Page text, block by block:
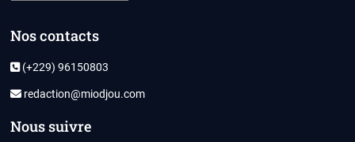
Nos contacts
(+229) 96150803
redaction@miodjou.com
Nous suivre